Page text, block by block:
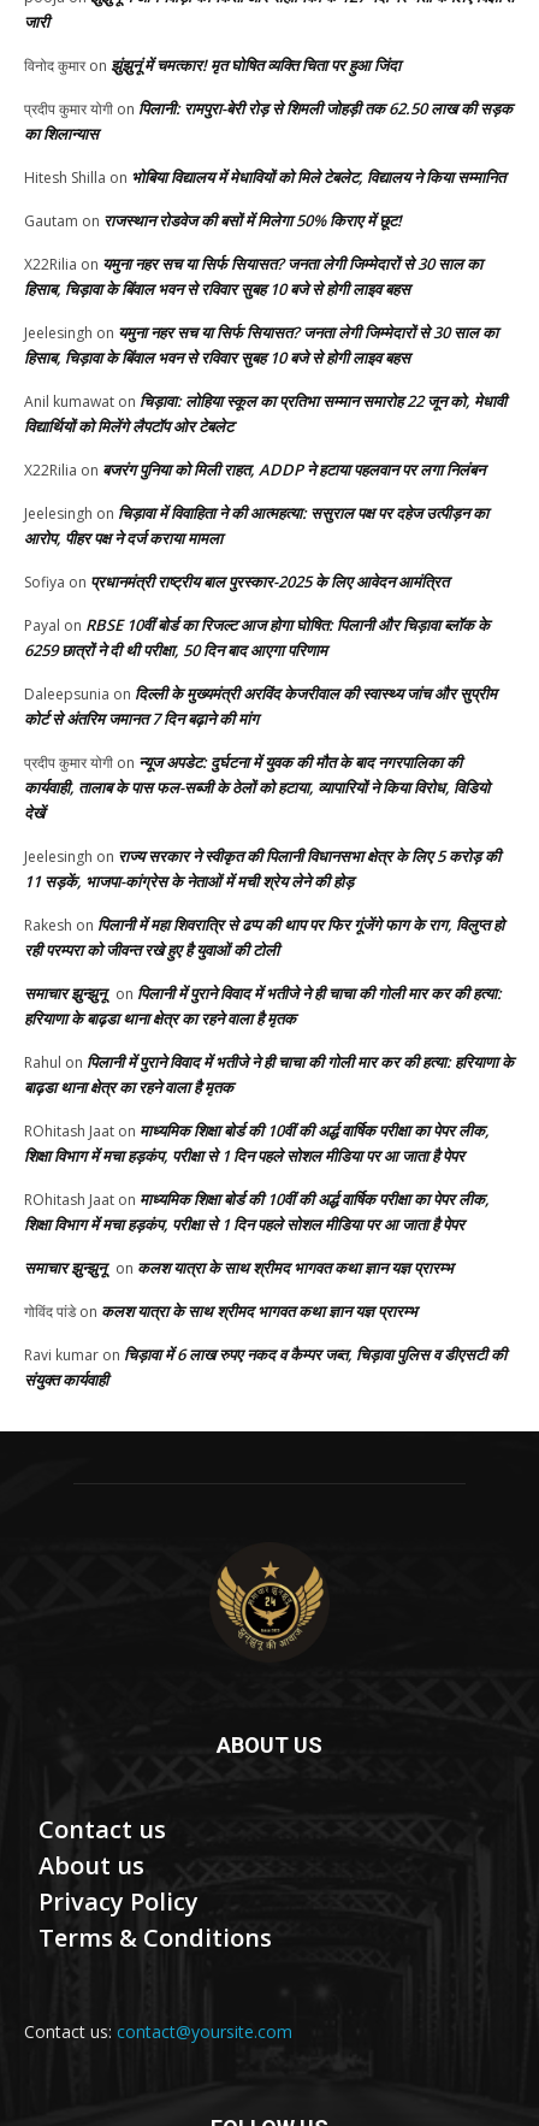
जारी
विनोद कुमारon झुंझुनूं में चमत्कार! मृत घोषित व्यक्ति चिता पर हुआ जिंदा
प्रदीप कुमार योगी on पिलानी: रामपुरा-बेरी रोड़ से शिमली जोहड़ी तक 62.50 लाख की सड़क
का शिलान्यास
Hitesh Shilla on भोबिया विद्यालय में मेधावियों को मिले टेबलेट, विद्यालय ने किया सम्मानित
Gautam on राजस्थान रोडवेज की बसों में मिलेगा 50% किराए में छूट!
X22Rilia on यमुना नहर सच या सिर्फ सियासत? जनता लेगी जिम्मेदारों से 30 साल का
हिसाब, चिड़ावा के बिंवाल भवन से रविवार सुबह 10 बजे से होगी लाइव बहस
Jeelesingh on यमुना नहर सच या सिर्फ सियासत? जनता लेगी जिम्मेदारों से 30 साल का
हिसाब, चिड़ावा के बिंवाल भवन से रविवार सुबह 10 बजे से होगी लाइव बहस
Anil kumawat on चिड़ावा: लोहिया स्कूल का प्रतिभा सम्मान समारोह 22 जून को, मेधावी
विद्यार्थियों को मिलेंगे लैपटॉप ओर टेबलेट
X22Rilia on बजरंग पुनिया को मिली राहत, ADDP ने हटाया पहलवान पर लगा निलंबन
Jeelesingh on चिड़ावा में विवाहिता ने की आत्महत्या: ससुराल पक्ष पर दहेज उत्पीड़न का
आरोप, पीहर पक्ष ने दर्ज कराया मामला
Sofiya on प्रधानमंत्री राष्ट्रीय बाल पुरस्कार-2025 के लिए आवेदन आमंत्रित
Payal on RBSE 10वीं बोर्ड का रिजल्ट आज होगा घोषित: पिलानी और चिड़ावा ब्लॉक के
6259 छात्रों ने दी थी परीक्षा, 50 दिन बाद आएगा परिणाम
Daleepsunia on दिल्ली के मुख्यमंत्री अरविंद केजरीवाल की स्वास्थ्य जांच और सुप्रीम
कोर्ट से अंतरिम जमानत 7 दिन बढ़ाने की मांग
प्रदीप कुमार योगी on न्यूज अपडेट: दुर्घटना में युवक की मौत के बाद नगरपालिका की
कार्यवाही, तालाब के पास फल-सब्जी के ठेलों को हटाया, व्यापारियों ने किया विरोध, विडियो
देखें
Jeelesingh on राज्य सरकार ने स्वीकृत की पिलानी विधानसभा क्षेत्र के लिए 5 करोड़ की
11 सड़कें, भाजपा-कांग्रेस के नेताओं में मची श्रेय लेने की होड़
Rakesh on पिलानी में महा शिवरात्रि से ढप्प की थाप पर फिर गूंजेंगे फाग के राग, विलुप्त हो
रही परम्परा को जीवन्त रखे हुए है युवाओं की टोली
समाचार झुन्झुनू on पिलानी में पुराने विवाद में भतीजे ने ही चाचा की गोली मार कर की हत्या:
हरियाणा के बाढ़डा थाना क्षेत्र का रहने वाला है मृतक
Rahul on पिलानी में पुराने विवाद में भतीजे ने ही चाचा की गोली मार कर की हत्या: हरियाणा के
बाढ़डा थाना क्षेत्र का रहने वाला है मृतक
ROhitash Jaat on माध्यमिक शिक्षा बोर्ड की 10वीं की अर्द्ध वार्षिक परीक्षा का पेपर लीक,
शिक्षा विभाग में मचा हड़कंप, परीक्षा से 1 दिन पहले सोशल मीडिया पर आ जाता है पेपर
ROhitash Jaat on माध्यमिक शिक्षा बोर्ड की 10वीं की अर्द्ध वार्षिक परीक्षा का पेपर लीक,
शिक्षा विभाग में मचा हड़कंप, परीक्षा से 1 दिन पहले सोशल मीडिया पर आ जाता है पेपर
समाचार झुन्झुनू on कलश यात्रा के साथ श्रीमद भागवत कथा ज्ञान यज्ञ प्रारम्भ
गोविंद पांडेon कलश यात्रा के साथ श्रीमद भागवत कथा ज्ञान यज्ञ प्रारम्भ
Ravi kumar on चिड़ावा में 6 लाख रुपए नकद व कैम्पर जब्त, चिड़ावा पुलिस व डीएसटी की
संयुक्त कार्यवाही
ABOUT US
Contact us
About us
Privacy Policy
Terms & Conditions
Contact us: contact@yoursite.com